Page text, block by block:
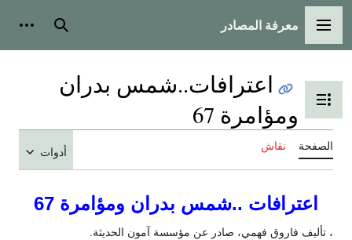
القائمة الرئيسية
معرفة المصادر بحث
تبديل عرض جدول المحتويات
اعترافات..شمس بدران
ومؤامرة 67
الصفحة نقاش أدوات
اعترافات ..شمس بدران ومؤامرة 67
، تأليف فاروق فهمي، صادر عن مؤسسة آمون الحديثة.